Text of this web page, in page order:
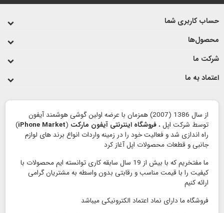
حساب کاربری شما
محصول‌ها
شرکت ما
اعتماد به ما
از سال 1386 (2007) همزمان با عرضه اولین گوشی هوشمند آیفون
توسط شرکت اپل ، فروشگاه اینترنتی آیفون مارکت (
iPhone Market
)
راه اندازی شد و فعالیت خود را در زمینه واردات انواع برند های لوازم
جانبی و قطعات محصولات اپل آغاز کرد
ما مفتخریم که با بیش از 19 سال سابقه کاری توانسته ایم محصولات با
کیفیت را با قیمت مناسب و رقابتی بدون واسطه به مشتریان گرامی
ارائه کنیم
فروشگاه ما دارای نماد اعتماد الكترونیكی میباشد